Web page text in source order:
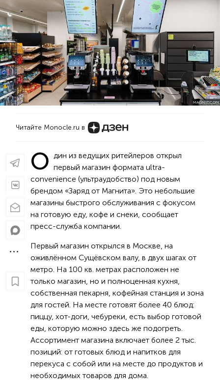
MAGNIT.COM
Читайте Monocle.ru в
О
дин из ведущих ритейлеров открыл
первый магазин формата ultra-
convenience (ультраудобство) под новым
брендом «Заряд от Магнита». Это небольшие
магазины быстрого обслуживания с фокусом
на готовую еду, кофе и снеки, сообщает
пресс-служба компании.
Первый магазин открылся в Москве, на
оживлённом Сущёвском валу, в двух шагах от
метро. На 100 кв. метрах расположен не
только магазин, но и полноценная кухня,
собственная пекарня, кофейная станция и зона
для гостей. На месте готовят более 40 блюд:
пиццу, хот-доги, чебуреки, есть выбор готовой
еды, которую можно здесь же подогреть.
Ассортимент магазина включает более 2 тыс.
позиций: от готовых блюд и напитков для
перекуса с собой или на месте до продуктов и
необходимых товаров для дома.